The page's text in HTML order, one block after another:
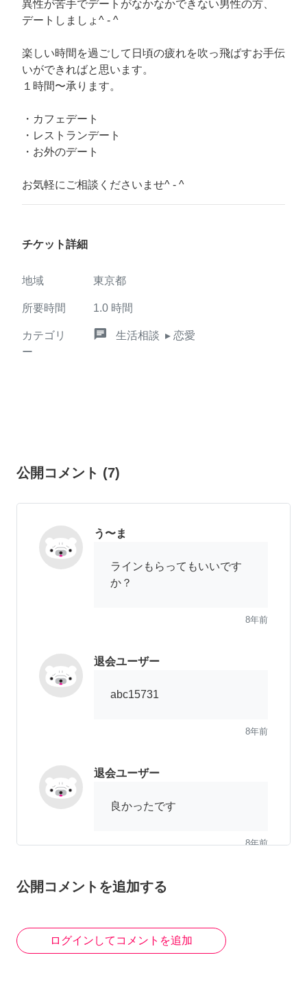
異性が苦手でデートがなかなかできない男性の方、
デートしましょ^ - ^
楽しい時間を過ごして日頃の疲れを吹っ飛ばすお手伝
いができればと思います。
１時間〜承ります。
・カフェデート
・レストランデート
・お外のデート
お気軽にご相談くださいませ^ - ^
チケット詳細
地域 東京都
所要時間 1.0 時間
カテゴリ
ー
chat 生活相談 ▸ 恋愛
公開コメント (7)
う〜ま
ラインもらってもいいです
か？
8年前
退会ユーザー
abc15731
8年前
退会ユーザー
良かったです
8年前
Klaris
ので、男性用です。 どうぞ
よろしくお願いいたしま
公開コメントを追加する
ログインしてコメントを追加